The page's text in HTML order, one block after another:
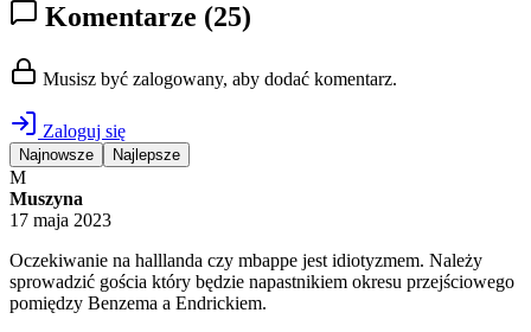
Komentarze (25)
Musisz być zalogowany, aby dodać komentarz.
Zaloguj się
Najnowsze Najlepsze
M
Muszyna
17 maja 2023
Oczekiwanie na halllanda czy mbappe jest idiotyzmem. Należy
sprowadzić gościa który będzie napastnikiem okresu przejściowego
pomiędzy Benzema a Endrickiem.